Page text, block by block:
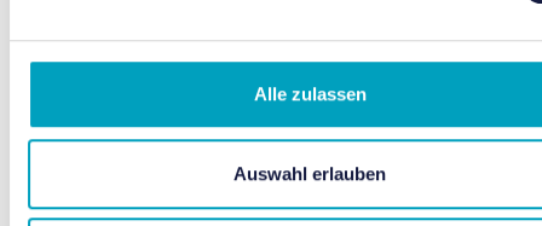
Alle zulassen
Auswahl erlauben